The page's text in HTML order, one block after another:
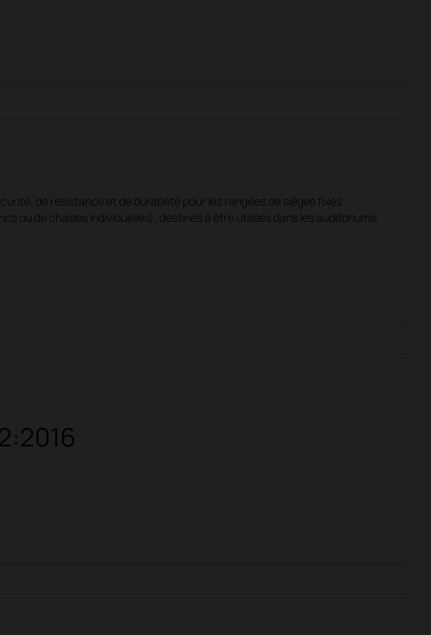
de résistance et de durabilité pour les rangées de sièges fixés
ou de chaises individuelles), destinés à être utilisés dans les auditoriums,